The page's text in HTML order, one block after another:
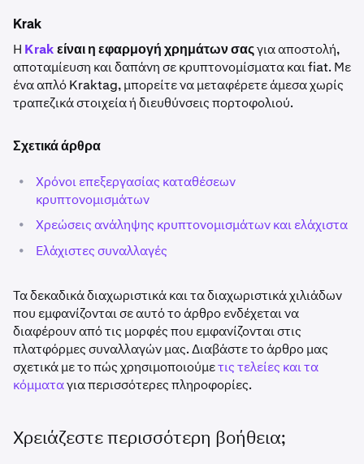
Krak
Η Krakείναι η εφαρμογή χρημάτων σαςγια αποστολή,
αποταμίευση και δαπάνη σε κρυπτονομίσματα και fiat. Με
ένα απλό Kraktag, μπορείτε να μεταφέρετε άμεσα χωρίς
τραπεζικά στοιχεία ή διευθύνσεις πορτοφολιού.
Σχετικά άρθρα
•
Χρόνοι επεξεργασίας καταθέσεων
κρυπτονομισμάτων
• Χρεώσεις ανάληψης κρυπτονομισμάτων και ελάχιστα
• Ελάχιστες συναλλαγές
Τα δεκαδικά διαχωριστικά και τα διαχωριστικά χιλιάδων
που εμφανίζονται σε αυτό το άρθρο ενδέχεται να
διαφέρουν από τις μορφές που εμφανίζονται στις
πλατφόρμες συναλλαγών μας. Διαβάστε το άρθρο μας
σχετικά με το πώς χρησιμοποιούμετις τελείες και τα
κόμματαγια περισσότερες πληροφορίες.
Χρειάζεστε περισσότερη βοήθεια;